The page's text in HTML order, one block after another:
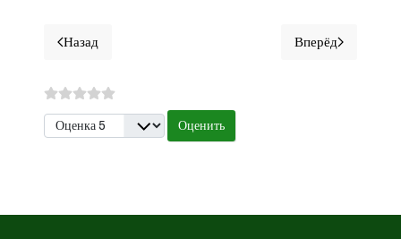
Предыдущий материал: Kорабиa - Уровни воды Дуная
Назад
Следующий
Вперёд
Пожалуйста, оцените